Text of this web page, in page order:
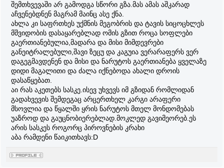
შემთხვევაში არ გამოდგა სწორი გზა.მას ამას აშკარად
აჩვენებდნენ მაგრამ მაინც ასე ქნა.
ახლა კი საფრთხეს უქმნის მეგობრის და ტავის სიცოცხლეს
მშვიდობის დასაყარებლად ომის გზით როცა სოფლები
გაერთიანებულია,მადარა და მისი მიმდევრები
განეიტრალებული,შავი ზეცუ და კაგუია ვერარაფერს ვერ
დაგეგმავდენენ და მისი და ნარუტოს გაერთიანება ყველაზე
დიდი მაგალითი და ძალა იქნებოდა ახალი დროის
დასაწყებათ.
აი რას აკეთებს სასკე.ისევ უხვევს იმ გზიდან რომლიდან
გადახვევის შემდეგაც არცერთხელ კარგი არაფერი
მსოვლია და წყალში ყრის ნარუტოს მთელ მონდომებას
უაზროდ და გაუცნობიერებლად.მოკლედ გავიმეორებ.ეს
არის სასკეს როგორც პიროვნების კრახი
აბა რამდენი წაიკითხავს:D